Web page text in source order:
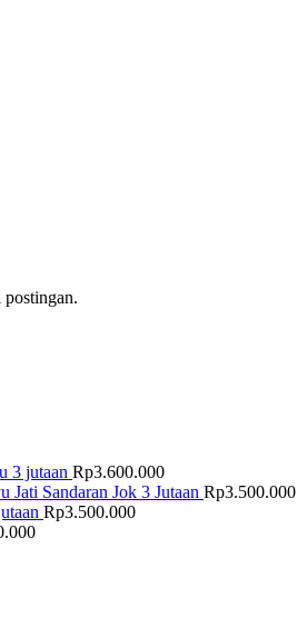
3 jutaan Rp3.600.000
Jati Sandaran Jok 3 Jutaan Rp3.500.000
Rp3.500.000